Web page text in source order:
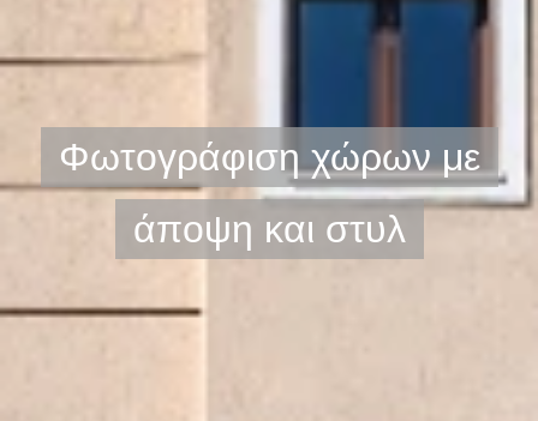
Φωτογράφιση χώρων με
άποψη και στυλ